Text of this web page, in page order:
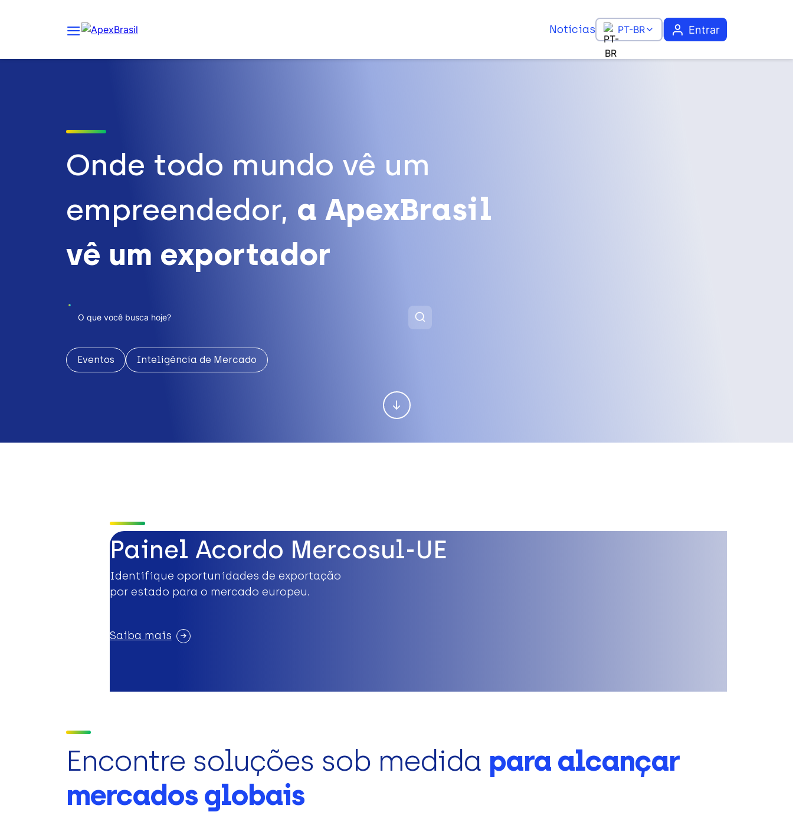
Notícias PT-BR Entrar
Onde todo mundo vê um
empreendedor, a ApexBrasil
vê um exportador
Eventos Inteligência de Mercado
Painel Acordo Mercosul-UE
Identifique oportunidades de exportação
por estado para o mercado europeu.
Saiba mais
Encontre soluções sob medida para alcançar
mercados globais